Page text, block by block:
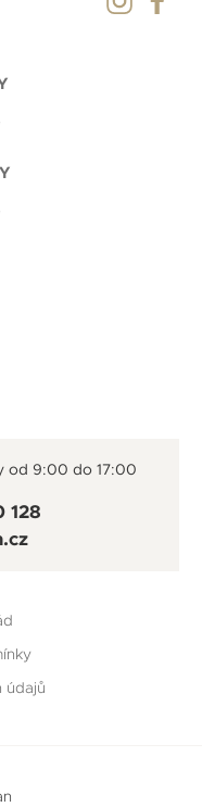
od 9:00 do 17:00
128
údajů